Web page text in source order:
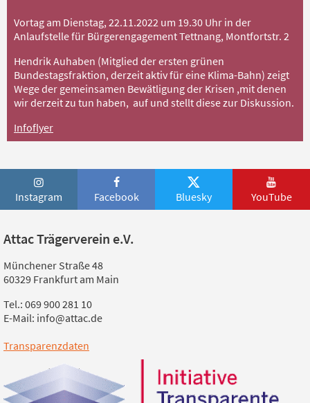
Vortag am Dienstag, 22.11.2022 um 19.30 Uhr in der
Anlaufstelle für Bürgerengagement Tettnang, Montfortstr. 2
Hendrik Auhaben (Mitglied der ersten grünen
Bundestagsfraktion, derzeit aktiv für eine Klima-Bahn) zeigt
Wege der gemeinsamen Bewätligung der Krisen ,mit denen
wir derzeit zu tun haben, auf und stellt diese zur Diskussion.
Infoflyer
Instagram Facebook Bluesky YouTube
Attac Trägerverein e.V.
Münchener Straße 48
60329 Frankfurt am Main
Tel.: 069 900 281 10
E-Mail: info@attac.de
Transparenzdaten